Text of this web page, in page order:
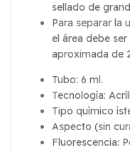
sellado de
Para separar la
el área debe
aproximada de
Tubo: 6 ml.
Tecnología:
Tipo químico
Aspecto (sin
Fluorescencia: